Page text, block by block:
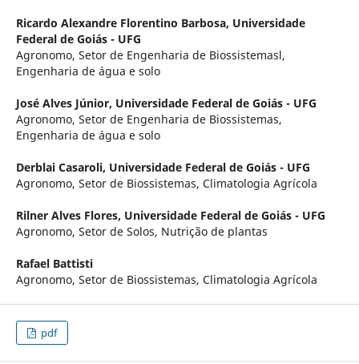
Ricardo Alexandre Florentino Barbosa, Universidade
Federal de Goiás - UFG
Agronomo, Setor de Engenharia de Biossistemasl,
Engenharia de água e solo
José Alves Júnior, Universidade Federal de Goiás - UFG
Agronomo, Setor de Engenharia de Biossistemas,
Engenharia de água e solo
Derblai Casaroli, Universidade Federal de Goiás - UFG
Agronomo, Setor de Biossistemas, Climatologia Agrícola
Rilner Alves Flores, Universidade Federal de Goiás - UFG
Agronomo, Setor de Solos, Nutrição de plantas
Rafael Battisti
Agronomo, Setor de Biossistemas, Climatologia Agrícola
pdf